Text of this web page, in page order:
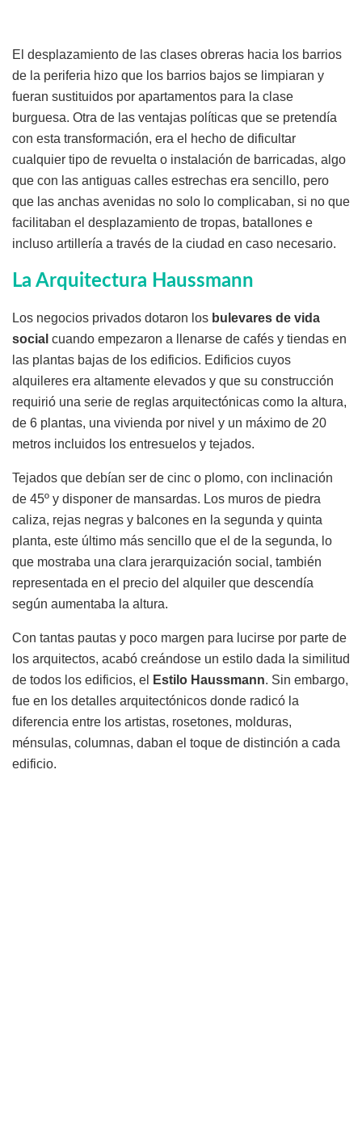
El desplazamiento de las clases obreras hacia los barrios
de la periferia hizo que los barrios bajos se limpiaran y
fueran sustituidos por apartamentos para la clase
burguesa. Otra de las ventajas políticas que se pretendía
con esta transformación, era el hecho de dificultar
cualquier tipo de revuelta o instalación de barricadas, algo
que con las antiguas calles estrechas era sencillo, pero
que las anchas avenidas no solo lo complicaban, si no que
facilitaban el desplazamiento de tropas, batallones e
incluso artillería a través de la ciudad en caso necesario.
La Arquitectura Haussmann
Los negocios privados dotaron los bulevares de vida
social cuando empezaron a llenarse de cafés y tiendas en
las plantas bajas de los edificios. Edificios cuyos
alquileres era altamente elevados y que su construcción
requirió una serie de reglas arquitectónicas como la altura,
de 6 plantas, una vivienda por nivel y un máximo de 20
metros incluidos los entresuelos y tejados.
Tejados que debían ser de cinc o plomo, con inclinación
de 45º y disponer de mansardas. Los muros de piedra
caliza, rejas negras y balcones en la segunda y quinta
planta, este último más sencillo que el de la segunda, lo
que mostraba una clara jerarquización social, también
representada en el precio del alquiler que descendía
según aumentaba la altura.
Con tantas pautas y poco margen para lucirse por parte de
los arquitectos, acabó creándose un estilo dada la similitud
de todos los edificios, el
Estilo Haussmann. Sin embargo,
fue en los detalles arquitectónicos donde radicó la
diferencia entre los artistas, rosetones, molduras,
ménsulas, columnas, daban el toque de distinción a cada
edificio.